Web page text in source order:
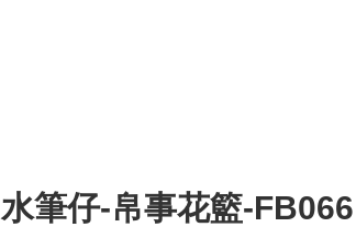
水筆仔-帛事花籃-FB066